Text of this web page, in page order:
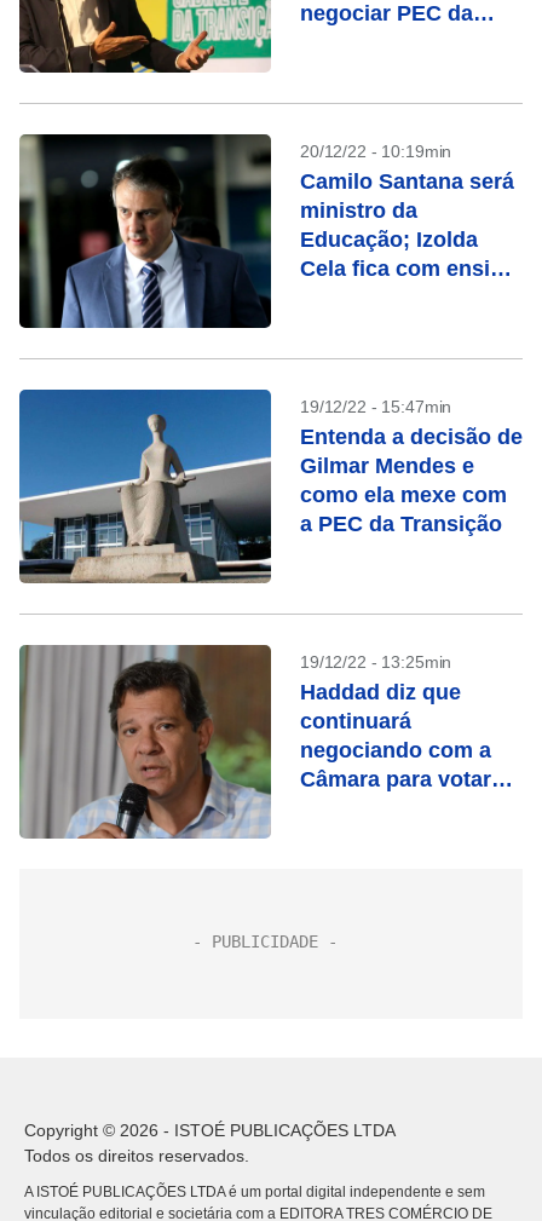
negociar PEC da
20/12/22 - 10:19min
Camilo Santana será
ministro da
Educação; Izolda
Cela fica com ensino
19/12/22 - 15:47min
Entenda a decisão de
Gilmar Mendes e
como ela mexe com
a PEC da Transição
19/12/22 - 13:25min
Haddad diz que
continuará
negociando com a
Câmara para votar
Copyright © 2026 - ISTOÉ PUBLICAÇÕES LTDA
Todos os direitos reservados.
A ISTOÉ PUBLICAÇÕES LTDA é um portal digital independente e sem
vinculação editorial e societária com a EDITORA TRES COMÉRCIO DE